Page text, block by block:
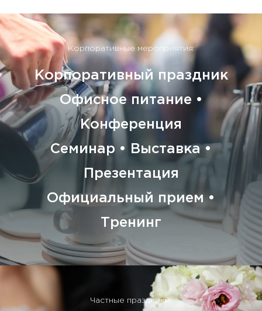
Корпоративные мероприятия:
Корпоративный праздник
Офисное питание •
Конференция
Семинар • Выставка •
Презентация
Официальный прием •
Тренинг
Частные праздники: